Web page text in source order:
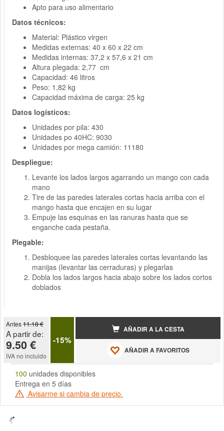
Apto para uso alimentario
Datos técnicos:
Material: Plástico virgen
Medidas externas: 40 x 60 x 22 cm
Medidas internas: 37,2 x 57,6 x 21 cm
Altura plegada: 2,77 cm
Capacidad: 46 litros
Peso: 1,82 kg
Capacidad máxima de carga: 25 kg
Datos logísticos:
Unidades por pila: 430
Unidades po 40HC: 9030
Unidades por mega camión: 11180
Despliegue:
Levante los lados largos agarrando un mango con cada
mano
Tire de las paredes laterales cortas hacia arriba con el
mango hasta que encajen en su lugar
Empuje las esquinas en las ranuras hasta que se
enganche cada pestaña.
Plegable:
Desbloquee las paredes laterales cortas levantando las
manijas (levantar las cerraduras) y plegarlas
Dobla los lados largos hacia abajo sobre los lados cortos
doblados
Antes11.18 €
A partir de:
9.50 €
IVA no incluido
-15%
AÑADIR A LA CESTA
AÑADIR A FAVORITOS
100 unidades disponibles
Entrega en 5 días
Avisarme si cambia de precio.